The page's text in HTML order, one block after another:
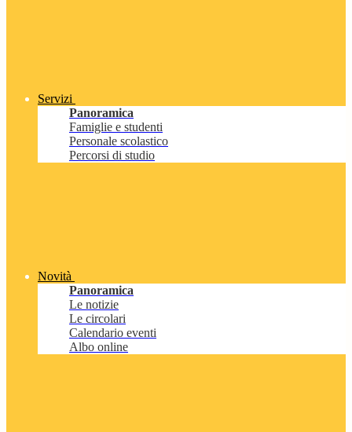
Servizi
Panoramica
Famiglie e studenti
Personale scolastico
Percorsi di studio
Novità
Panoramica
Le notizie
Le circolari
Calendario eventi
Albo online